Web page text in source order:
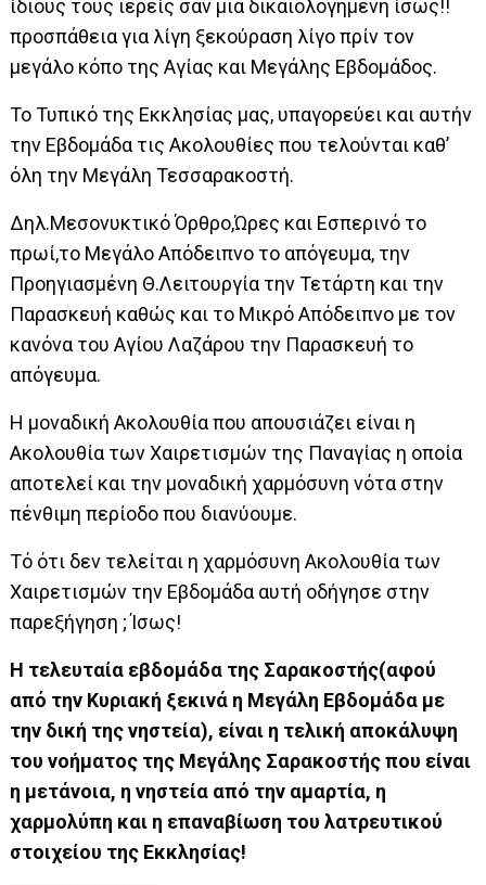
ίδιους τους ιερείς σαν μια δικαιολογημένη ίσως!!
προσπάθεια για λίγη ξεκούραση λίγο πρίν τον
μεγάλο κόπο της Αγίας και Μεγάλης Εβδομάδος.
Το Τυπικό της Εκκλησίας μας, υπαγορεύει και αυτήν
την Εβδομάδα τις Ακολουθίες που τελούνται καθ’
όλη την Μεγάλη Τεσσαρακοστή.
Δηλ.Μεσονυκτικό Όρθρο,Ώρες και Εσπερινό το
πρωί,το Μεγάλο Απόδειπνο το απόγευμα, την
Προηγιασμένη Θ.Λειτουργία την Τετάρτη και την
Παρασκευή καθώς και το Μικρό Απόδειπνο με τον
κανόνα του Αγίου Λαζάρου την Παρασκευή το
απόγευμα.
Η μοναδική Ακολουθία που απουσιάζει είναι η
Ακολουθία των Χαιρετισμών της Παναγίας η οποία
αποτελεί και την μοναδική χαρμόσυνη νότα στην
πένθιμη περίοδο που διανύουμε.
Τό ότι δεν τελείται η χαρμόσυνη Ακολουθία των
Χαιρετισμών την Εβδομάδα αυτή οδήγησε στην
παρεξήγηση ; Ίσως!
Η τελευταία εβδομάδα της Σαρακοστής(αφού
από την Κυριακή ξεκινά η Μεγάλη Εβδομάδα με
την δική της νηστεία), είναι η τελική αποκάλυψη
του νοήματος της Μεγάλης Σαρακοστής που είναι
η μετάνοια, η νηστεία από την αμαρτία, η
χαρμολύπη και η επαναβίωση του λατρευτικού
στοιχείου της Εκκλησίας!